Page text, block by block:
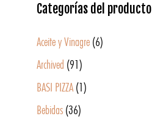
Categorías del producto
Aceite y Vinagre (6)
Archived (91)
BASI PIZZA (1)
Bebidas (36)